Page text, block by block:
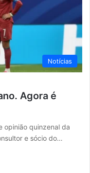
Notícias
Agora é
opinião quinzenal da
e sócio do…